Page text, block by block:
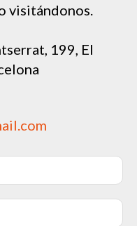
visitándonos.
199, El